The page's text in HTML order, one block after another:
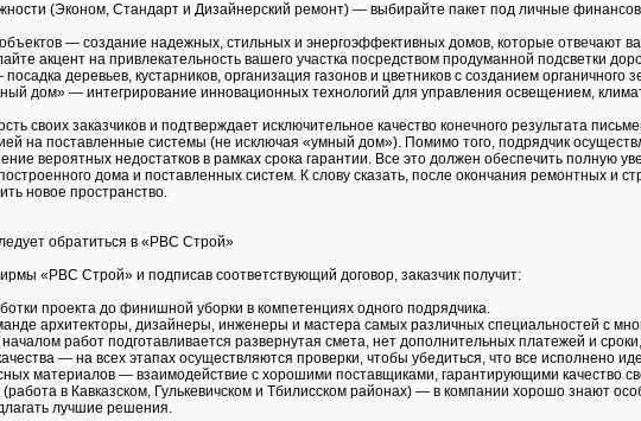
(Эконом, Стандарт и Дизайнерский ремонт) — выбирайте пакет под личные
— создание надежных, стильных и энергоэффективных домов, которые отвечают
акцент на привлекательность вашего участка посредством продуманной подсветки
деревьев, кустарников, организация газонов и цветников с созданием органичного
дом» — интегрирование инновационных технологий для управления освещением,
своих заказчиков и подтверждает исключительное качество конечного результата
на поставленные системы (не исключая «умный дом»). Помимо того, подрядчик
вероятных недостатков в рамках срока гарантии. Все это должен обеспечить полную
дома и поставленных систем. К слову сказать, после окончания ремонтных и
новое пространство.
обратиться в «РВС Строй»
«РВС Строй» и подписав соответствующий договор, заказчик получит:
проекта до финишной уборки в компетенциях одного подрядчика.
архитекторы, дизайнеры, инженеры и мастера самых различных специальностей с
работ подготавливается развернутая смета, нет дополнительных платежей и
— на всех этапах осуществляются проверки, чтобы убедиться, что все исполнено
материалов — взаимодействие с хорошими поставщиками, гарантирующими качество
(работа в Кавказском, Гулькевичском и Тбилисском районах) — в компании хорошо знают
лучшие решения.